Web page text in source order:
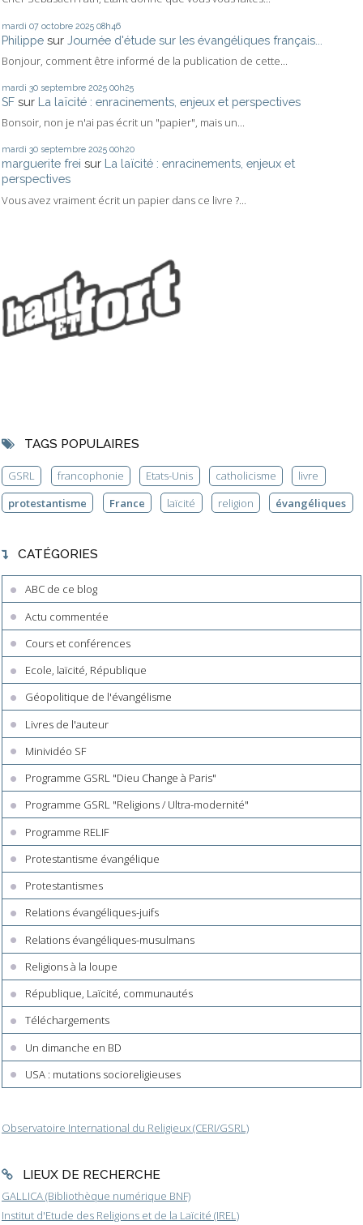
mardi 07 octobre 2025 08h46
Philippe sur Journée d'étude sur les évangéliques français...
Bonjour, comment être informé de la publication de cette...
mardi 30 septembre 2025 00h25
SF sur La laïcité : enracinements, enjeux et perspectives
Bonsoir, non je n'ai pas écrit un "papier", mais un...
mardi 30 septembre 2025 00h20
marguerite frei sur La laïcité : enracinements, enjeux et
perspectives
Vous avez vraiment écrit un papier dans ce livre ?...
TAGS POPULAIRES
GSRL francophonie Etats-Unis catholicisme
livre
protestantisme
France laïcité religion évangéliques
CATÉGORIES
ABC de ce blog
Actu commentée
Cours et conférences
Ecole, laïcité, République
Géopolitique de l'évangélisme
Livres de l'auteur
Minividéo SF
Programme GSRL "Dieu Change à Paris"
Programme GSRL "Religions / Ultra-modernité"
Programme RELIF
Protestantisme évangélique
Protestantismes
Relations évangéliques-juifs
Relations évangéliques-musulmans
Religions à la loupe
République, Laïcité, communautés
Téléchargements
Un dimanche en BD
USA : mutations socioreligieuses
Observatoire International du Religieux (CERI/GSRL)
LIEUX DE RECHERCHE
GALLICA (Bibliothèque numérique BNF)
Institut d'Etude des Religions et de la Laïcité (IREL)